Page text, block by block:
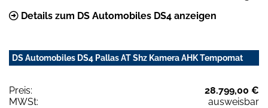
Details zum DS Automobiles DS4 anzeigen
DS Automobiles DS4 Pallas AT Shz Kamera AHK Tempomat
Preis:
28.799,00 €
MWSt:
ausweisbar